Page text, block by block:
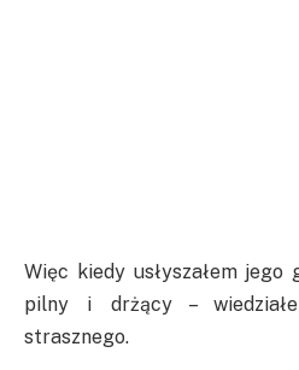
Więc kiedy usłyszałem jego
pilny i drżący –
strasznego.